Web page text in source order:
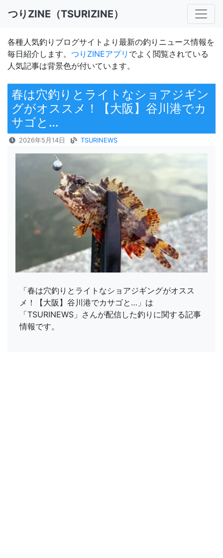
つりZINE（TSURIZINE）
各種人気釣りブログサイトより最新の釣りニュース情報を
毎日紹介します。 つりZINEアプリ でよく閲覧されている
人気記事は背景色が付いています。
春は穴釣りとライトなショアジギン
グがオススメ！【大阪】谷川港でカ
サゴと…
2026年5月14日 TSURINEWS
「春は穴釣りとライトなショアジギングがオスス
メ！【大阪】谷川港でカサゴと…」は
「TSURINEWS」さんが配信した釣りに関する記事
情報です。